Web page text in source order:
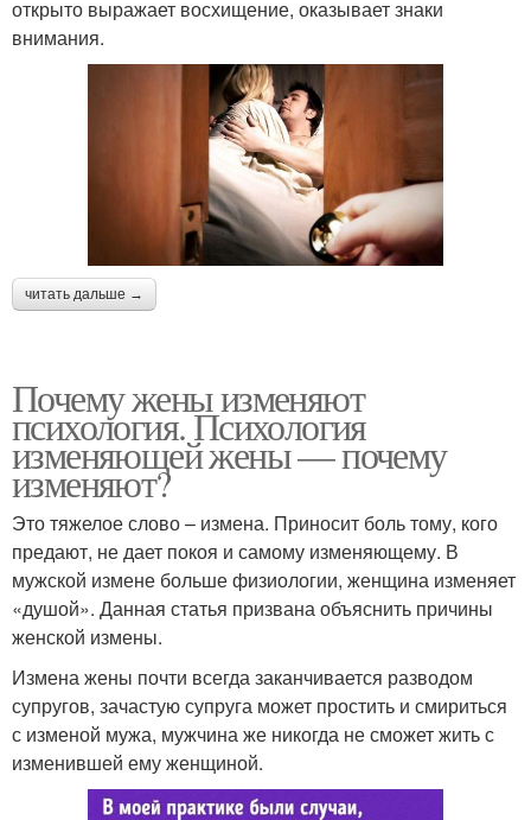
открыто выражает восхищение, оказывает знаки
внимания.
читать дальше →
Почему жены изменяют
психология. Психология
изменяющей жены — почему
изменяют?
Это тяжелое слово – измена. Приносит боль тому, кого
предают, не дает покоя и самому изменяющему. В
мужской измене больше физиологии, женщина изменяет
«душой». Данная статья призвана объяснить причины
женской измены.
Измена жены почти всегда заканчивается разводом
супругов, зачастую супруга может простить и смириться
с изменой мужа, мужчина же никогда не сможет жить с
изменившей ему женщиной.